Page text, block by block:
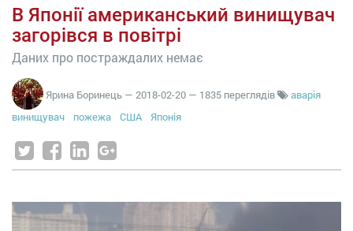
В Японії американський винищувач
загорівся в повітрі
Даних про постраждалих немає
Ярина Боринець — 2018-02-20 — 1835 переглядів
аварія
винищувач
пожежа США Японія